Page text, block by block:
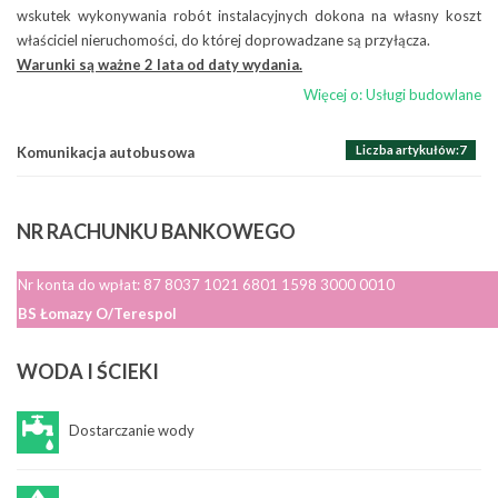
Zamawianie usług
ZLECENIE NA PRZEWÓZ OSÓB – WYNAJEM AUTOBUSU
Więcej o: Zamawianie usług
Akcje ekologiczne
Raporty
wskutek wykonywania robót instalacyjnych dokona na własny koszt
właściciel nieruchomości, do której doprowadzane są przyłącza.
Warunki są ważne 2 lata od daty wydania.
Więcej o: Usługi budowlane
Komunikacja autobusowa Liczba artykułów:7
NRRACHUNKU BANKOWEGO
Nr konta do wpłat: 87 8037 1021 6801 1598 3000 0010
BS Łomazy O/Terespol
WODA I ŚCIEKI
Dostarczanie wody